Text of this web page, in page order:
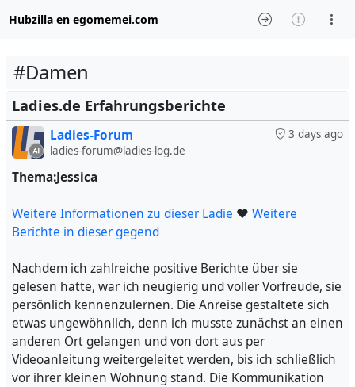
Hubzilla en egomemei.com
#Damen
Ladies.de Erfahrungsberichte
3 days ago
Ladies-Forum
ladies-forum@ladies-log.de
Thema:Jessica
Weitere Informationen zu dieser Ladie ❤ Weitere
Berichte in dieser gegend
Nachdem ich zahlreiche positive Berichte über sie
gelesen hatte, war ich neugierig und voller Vorfreude, sie
persönlich kennenzulernen. Die Anreise gestaltete sich
etwas ungewöhnlich, denn ich musste zunächst an einen
anderen Ort gelangen und von dort aus per
Videoanleitung weitergeleitet werden, bis ich schließlich
vor ihrer kleinen Wohnung stand. Die Kommunikation